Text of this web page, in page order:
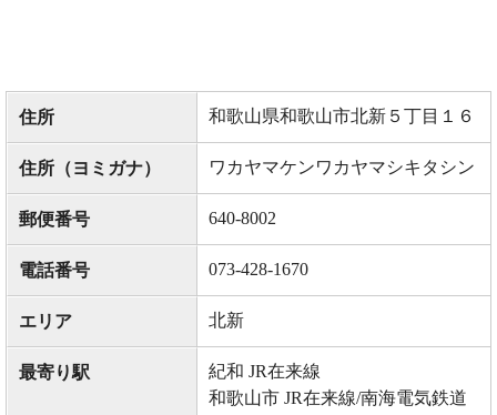
住所 和歌山県和歌山市北新５丁目１６
住所（ヨミガナ） ワカヤマケンワカヤマシキタシン
郵便番号 640-8002
電話番号 073-428-1670
エリア 北新
最寄り駅
紀和 JR在来線
和歌山市 JR在来線/南海電気鉄道